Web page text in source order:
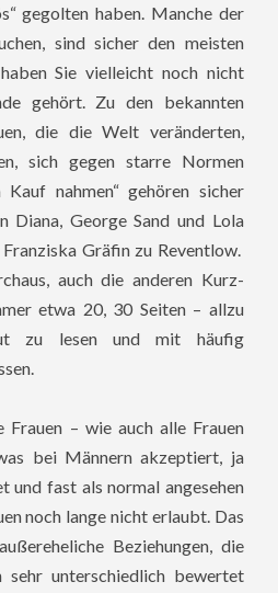
gegolten haben. Manche der
sind sicher den meisten
Sie vielleicht noch nicht
gehört. Zu den bekannten
die die Welt veränderten,
sich gegen starre Normen
nahmen“ gehören sicher
Diana, George Sand und Lola
Gräfin zu Reventlow.
auch die anderen Kurz-
etwa 20, 30 Seiten – allzu
zu lesen und mit häufig
– wie auch alle Frauen
bei Männern akzeptiert, ja
und fast als normal angesehen
noch lange nicht erlaubt. Das
Beziehungen, die
sehr unterschiedlich bewertet